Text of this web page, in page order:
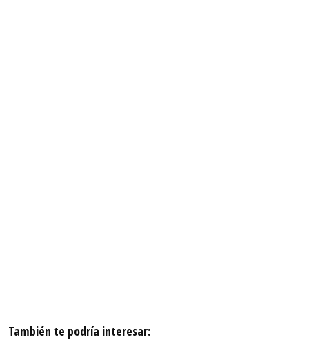
También te podría interesar: